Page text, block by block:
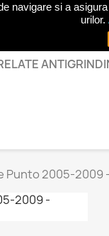
Punto 2005-
navigare si a
urilor.